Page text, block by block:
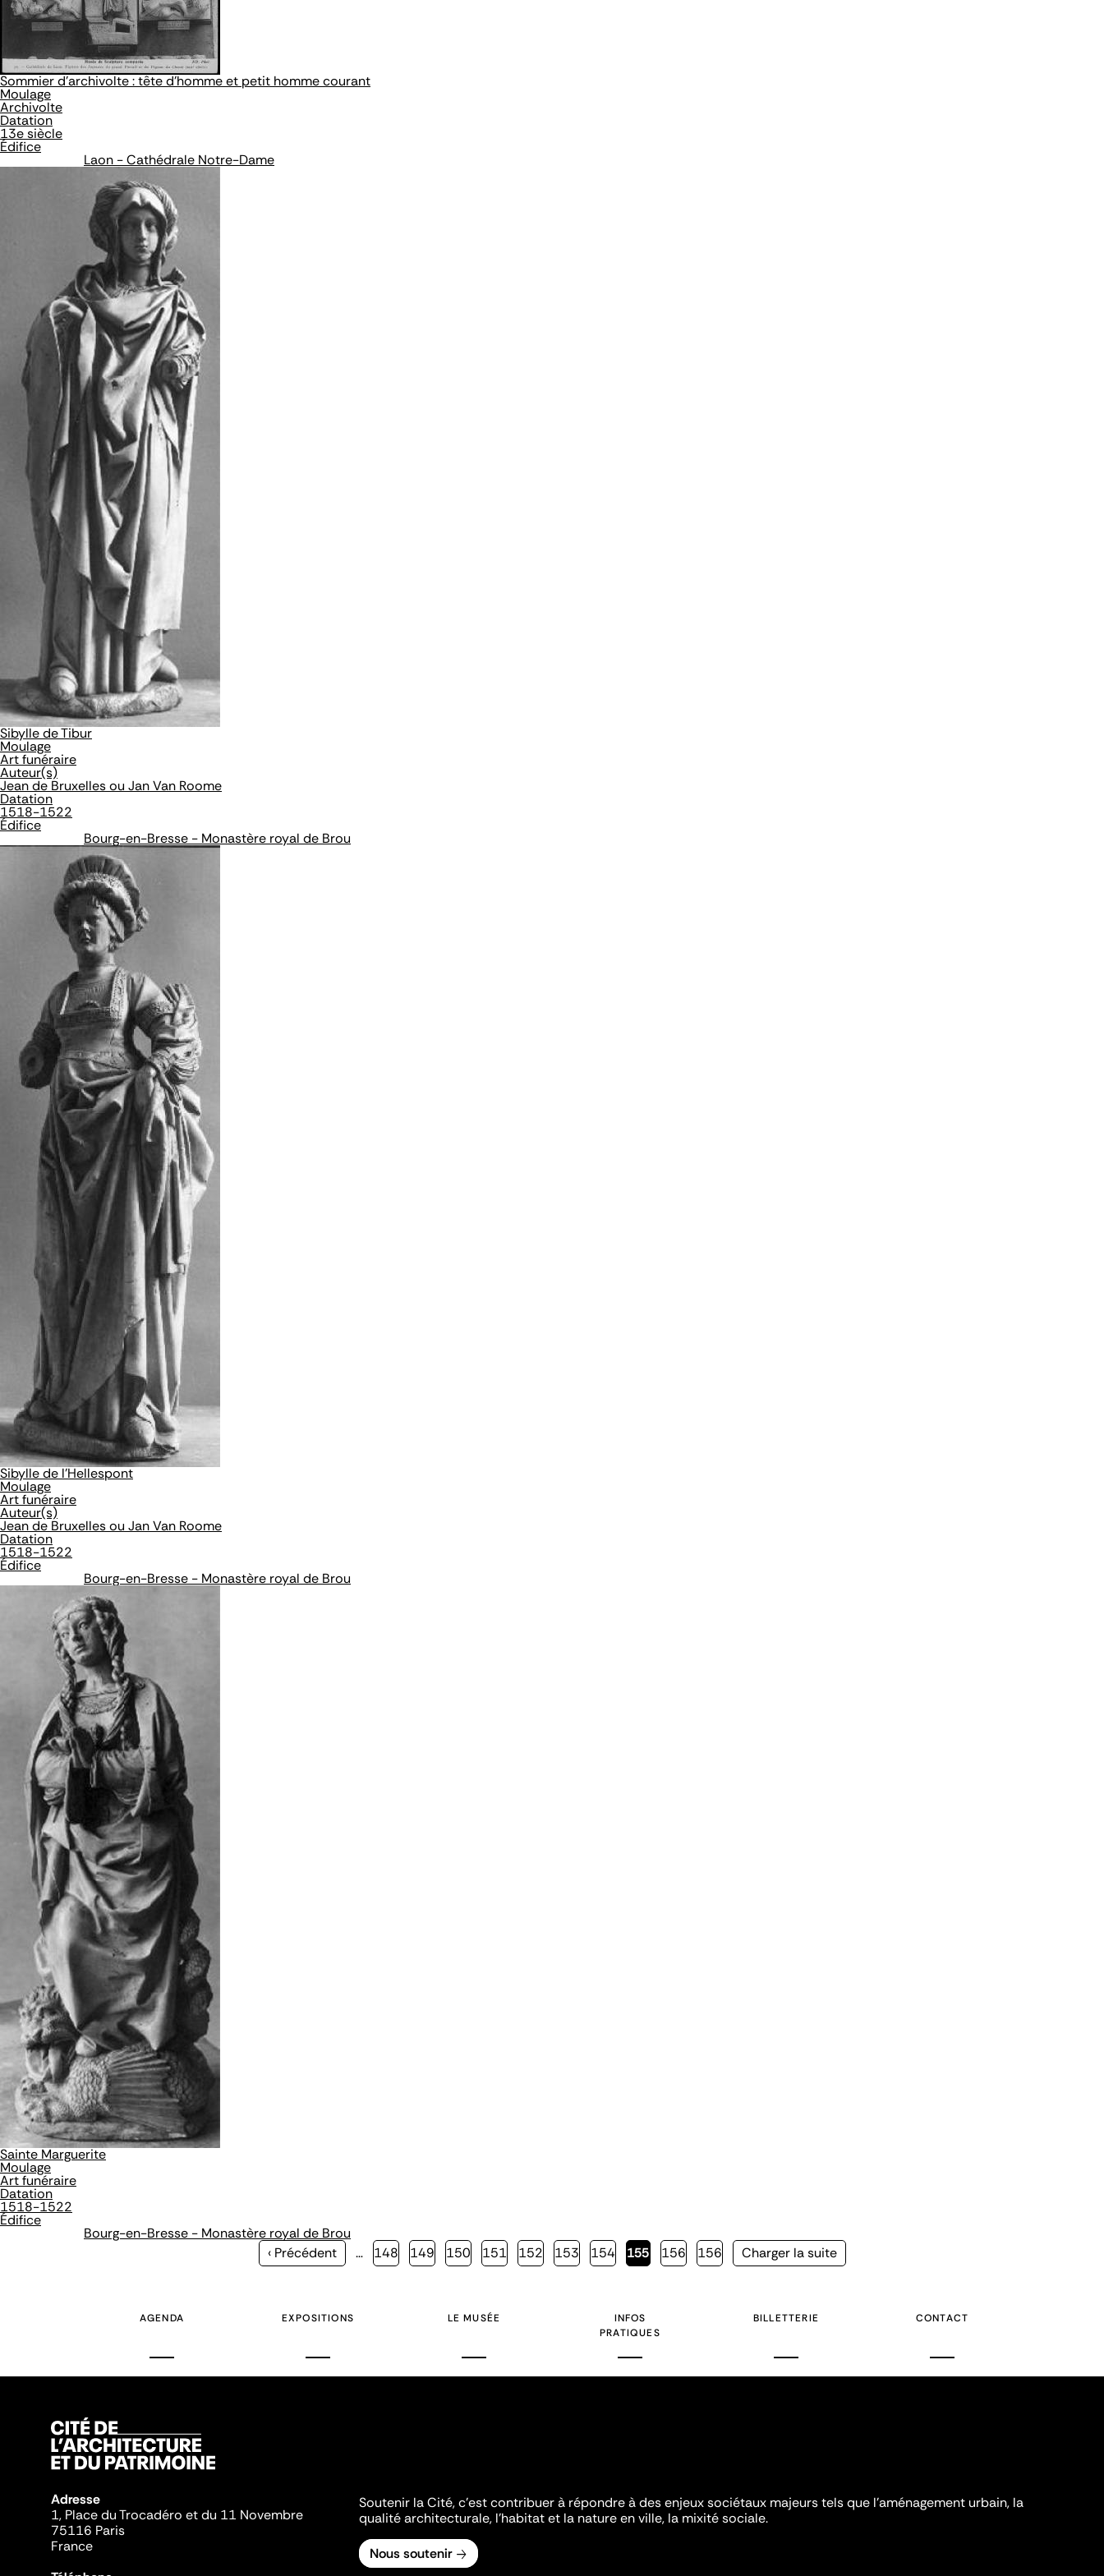
Sommier d'archivolte : tête d'homme et petit homme courant
Moulage
Archivolte
Datation
13e siècle
Édifice
Laon - Cathédrale Notre-Dame
Sibylle de Tibur
Moulage
Art funéraire
Auteur(s)
Jean de Bruxelles ou Jan Van Roome
Datation
1518-1522
Édifice
Bourg-en-Bresse - Monastère royal de Brou
Sibylle de l'Hellespont
Moulage
Art funéraire
Auteur(s)
Jean de Bruxelles ou Jan Van Roome
Datation
1518-1522
Édifice
Bourg-en-Bresse - Monastère royal de Brou
Sainte Marguerite
Moulage
Art funéraire
Datation
1518-1522
Édifice
Bourg-en-Bresse - Monastère royal de Brou
Page
‹ Précédent … Page
148 Page
149 Page
150 Page
151 Page
152 Page
153 Page
154
Page
155 Page
156 Page
156
Page
Charger la suite
AGENDA EXPOSITIONS LE MUSÉE
INFOS
PRATIQUES
BILLETTERIE CONTACT
Adresse
1, Place du Trocadéro et du 11 Novembre
75116 Paris
France
Soutenir la Cité, c'est contribuer à répondre à des enjeux sociétaux majeurs tels que l'aménagement urbain, la
qualité architecturale, l'habitat et la nature en ville, la mixité sociale.
Nous soutenir